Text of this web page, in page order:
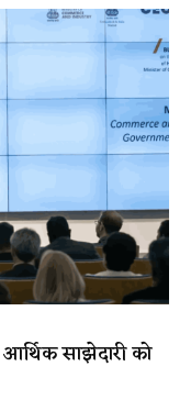
साझेदारी को